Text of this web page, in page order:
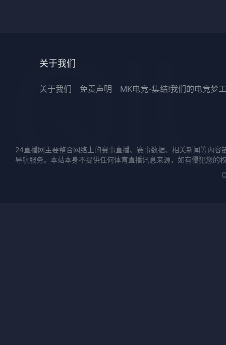
关于我们
关于我们 免责声明 MK电竞-集结!我们的电竞梦
24直播网主要整合网络上的赛事直播、赛事数据、相关新闻等内
导航服务。本站本身不提供任何体育直播讯息来源，如有侵犯您的